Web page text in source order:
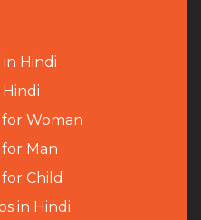
Hindi
Woman
Man
Child
in Hindi